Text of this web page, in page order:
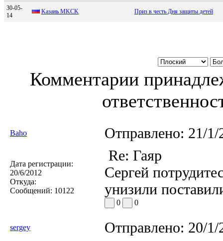
30-05-
14
Kaзaнь МKCK Приз в честь Дня защиты детей
Комментарии
Baho Отправлено: 21/
Дата регистрации:
20/6/2012
Откуда:
Сообщений: 10122
Re: Гаяр
Сергей
унизили
0 0
sergey Отправлено: 20/